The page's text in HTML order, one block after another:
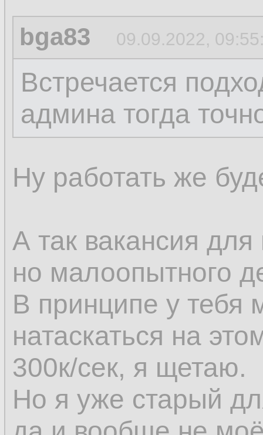
bga83 09.09.2022,
Встречается
админа тогда
Ну работать же
А так вакансия
но малоопытного
В принципе у
натаскаться на
300к/сек, я щетаю.
Но я уже старый